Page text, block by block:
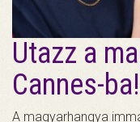
Utazz a
Cannes-ba!
A magyarhangya